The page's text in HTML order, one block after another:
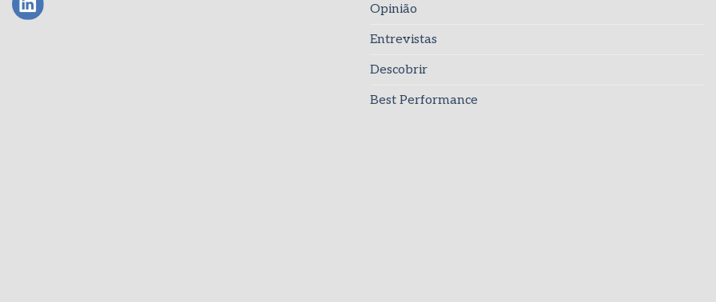
Opinião
Entrevistas
Descobrir
Best Performance